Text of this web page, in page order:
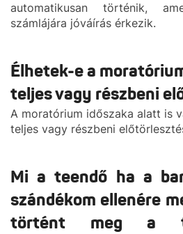
automatikusan történik,
számlájára jóváírás érkezik.
Élhetek-e a
teljes vagy részbeni
A moratórium időszaka alatt is
teljes vagy részbeni
Mi a teendő ha a
szándékom ellenére
történt meg a